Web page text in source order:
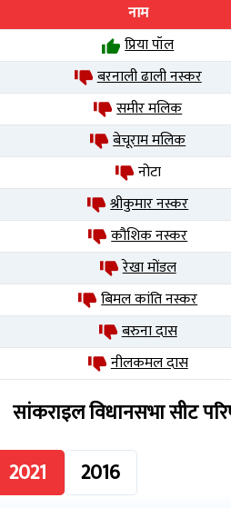
नाम
प्रिया पॉल
बरनाली ढाली नस्कर
समीर मलिक
बेचूराम मलिक
नोटा
श्रीकुमार नस्कर
कौशिक नस्कर
रेखा मोंडल
बिमल कांति नस्कर
बरुना दास
नीलकमल दास
सांकराइलविधानसभा सीट
2021
2016